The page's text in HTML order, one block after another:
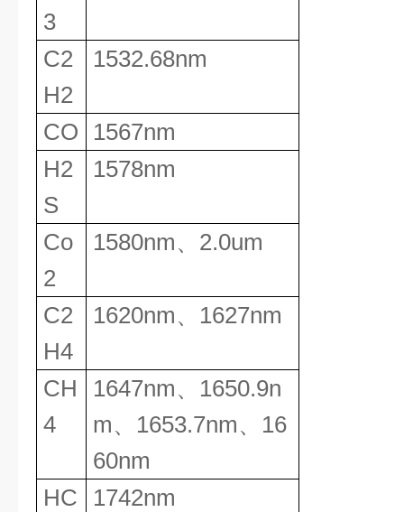
3
C2
H2
1532.68nm
CO
1567nm
H2
S
1578nm
Co
2
1580nm、 2.0um
C2
H4
1620nm、 1627nm
CH
4
1647nm、 1650.9n
m、 1653.7nm、 16
60nm
HC
1742nm